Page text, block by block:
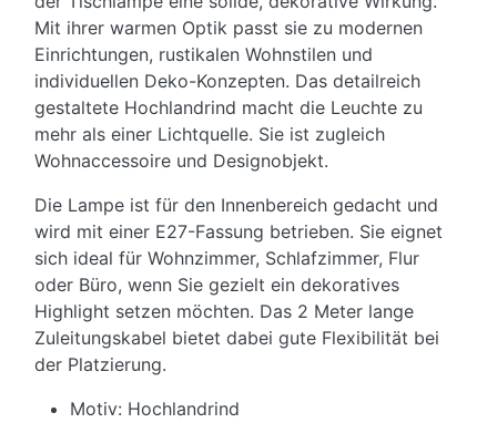
Mit ihrer warmen Optik passt sie zu modernen
Einrichtungen, rustikalen Wohnstilen und
individuellen Deko-Konzepten. Das detailreich
gestaltete Hochlandrind macht die Leuchte zu
mehr als einer Lichtquelle. Sie ist zugleich
Wohnaccessoire und Designobjekt.
Die Lampe ist für den Innenbereich gedacht und
wird mit einer E27-Fassung betrieben. Sie eignet
sich ideal für Wohnzimmer, Schlafzimmer, Flur
oder Büro, wenn Sie gezielt ein dekoratives
Highlight setzen möchten. Das 2 Meter lange
Zuleitungskabel bietet dabei gute Flexibilität bei
der Platzierung.
Motiv: Hochlandrind